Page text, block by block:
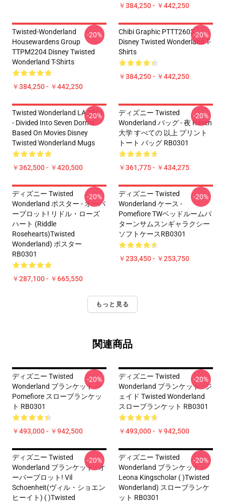
￥384,250 - ￥442,250
Twisted-Wonderland
Housewardens Group
TTPM2204 Disney Twisted
Wonderland T-Shirts
￥384,250 - ￥442,250
-20%
Chibi Graphic PTTT2603
Disney Twisted Wonderland T-
Shirts
￥384,250 - ￥442,250
-20%
Twisted Wonderland LA 2801
- Divided Into Seven Dorms
Based On Movies Disney
Twisted Wonderland Mugs
￥362,500 - ￥420,500
-20%
ディズニー Twisted
Wonderland バッグ - 夜 Raven
大学 すべての 以上 プリント
トート バッグ RB0301
￥361,775 - ￥434,275
-20%
ディズニー Twisted
Wonderland ポスター - オーバ
ーブロット! リドル・ローズ
ハート (Riddle
Rosehearts)Twisted
Wonderland) ポスター
RB0301
￥287,100 - ￥665,550
-20%
ディズニー Twisted
Wonderland ケース -
Pomefiore TWベッドルームパ
ターンサムスンギャラクシー
ソフトケースRB0301
￥233,450 - ￥253,750
-20%
もっと見る
関連商品
ディズニー Twisted
Wonderland ブランケット -
Pomefiore スローブランケッ
ト RB0301
￥493,000 - ￥942,500
-20%
ディズニー Twisted
Wonderland ブランケット - ジ
ェイド Twisted Wonderland
スローブランケット RB0301
￥493,000 - ￥942,500
-20%
ディズニー Twisted
Wonderland ブランケット - オ
ーバーブロット! Vil
Schoenheit(ヴィル・ショエン
ヒーイト) ( )Twisted
-20%
ディズニー Twisted
Wonderland ブランケット -
Leona Kingscholar ( )Twisted
Wonderland) スローブランケ
ット RB0301
-20%